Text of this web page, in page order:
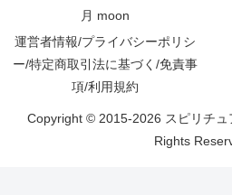
月 moon
運営者情報/プライバシーポリシ
ー/特定商取引法に基づく/免責事
項/利用規約
Copyright © 2015-2026 スピリチュ
Rights